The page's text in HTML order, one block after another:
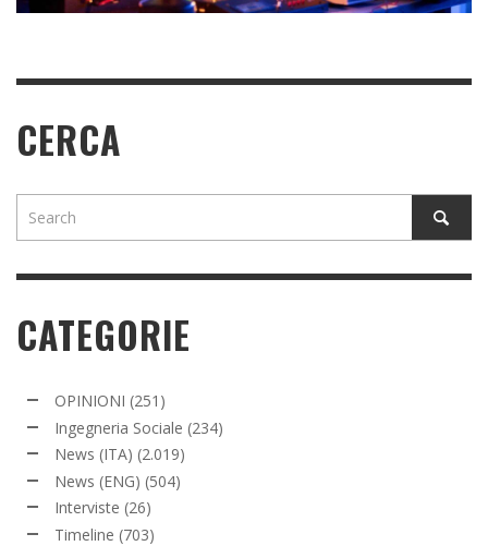
CERCA
CATEGORIE
OPINIONI (251)
Ingegneria Sociale (234)
News (ITA) (2.019)
News (ENG) (504)
Interviste (26)
Timeline (703)